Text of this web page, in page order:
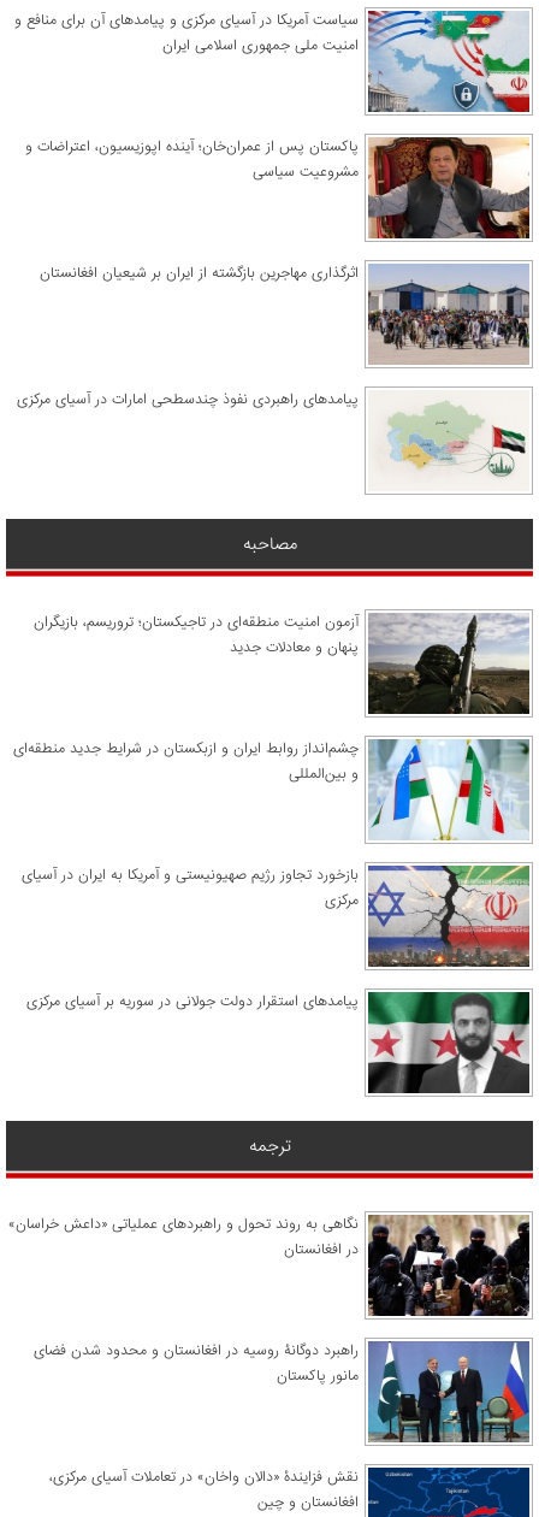
سیاست آمریکا در آسیای مرکزی و پیامدهای آن برای منافع و
امنیت ملی جمهوری اسلامی ایران
پاکستان پس از عمران‌خان؛ آینده اپوزیسیون، اعتراضات و
مشروعیت سیاسی
اثرگذاری مهاجرین بازگشته از ایران بر شیعیان افغانستان
پیامدهای راهبردی نفوذ چندسطحی امارات در آسیای مرکزی
مصاحبه
آزمون امنیت منطقه‌ای در تاجیکستان؛ تروریسم، بازیگران
پنهان و معادلات جدید
چشم‌انداز روابط ایران و ازبکستان در شرایط جدید منطقه‌ای
و بین‌المللی
​بازخورد تجاوز رژیم صهیونیستی و آمریکا به ایران در آسیای
مرکزی
پیامدهای استقرار دولت جولانی در سوریه بر آسیای مرکزی
ترجمه
نگاهی به روند تحول و راهبردهای عملیاتی «داعش خراسان»
در افغانستان
راهبرد دوگانۀ روسیه در افغانستان و محدود شدن فضای
مانور پاکستان
نقش فزایندۀ «دالان واخان» در تعاملات آسیای مرکزی،
افغانستان و چین